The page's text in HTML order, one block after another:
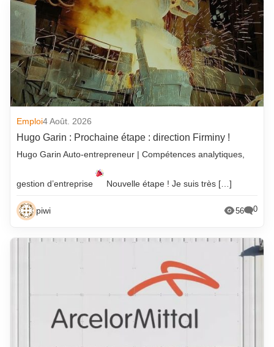
Emploi4 Août. 2026
Hugo Garin : Prochaine étape : direction Firminy !
Hugo Garin Auto-entrepreneur | Compétences analytiques,
gestion d’entreprise Nouvelle étape ! Je suis très […]
piwi 56 0